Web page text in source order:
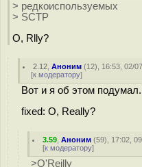
> редкоиспользуемых
> SCTP
O, Rlly?
2.12 ,Аноним (12), 16:53, 02/
[к модератору]
Вот и я об этом подумал.
fixed: O, Really?
3.59 ,Аноним (59), 17:02,
[к модератору]
>O'Reilly